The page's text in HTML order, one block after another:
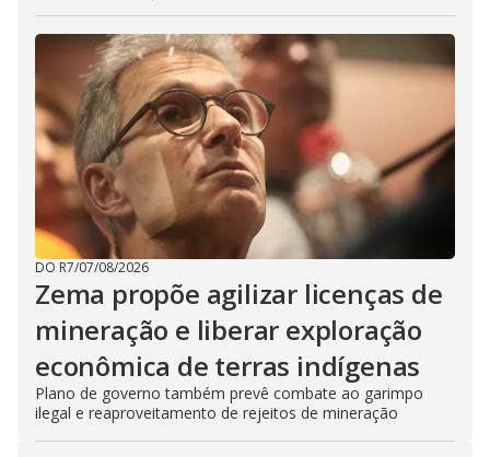
DO R7/07/08/2026
Zema propõe agilizar licenças de
mineração e liberar exploração
econômica de terras indígenas
Plano de governo também prevê combate ao garimpo
ilegal e reaproveitamento de rejeitos de mineração